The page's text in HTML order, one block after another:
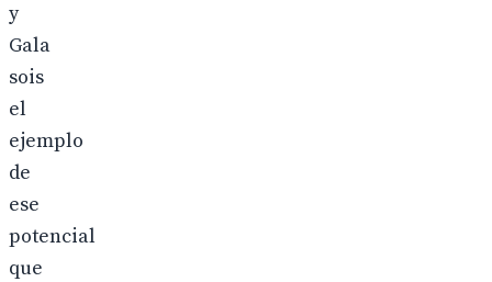
y
Gala
sois
el
ejemplo
de
ese
potencial
que